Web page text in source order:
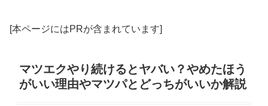
[本ページにはPRが含まれています]
マツエクやり続けるとヤバい？やめたほう
がいい理由やマツパとどっちがいいか解説